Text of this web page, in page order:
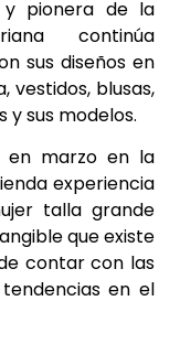
pionera de la
continúa
sus diseños en
vestidos, blusas,
y sus modelos.
en marzo en la
experiencia
talla grande
que existe
contar con las
en el